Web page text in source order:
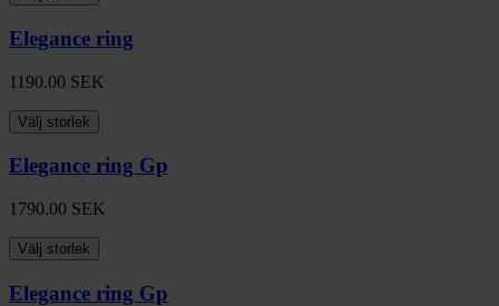
Elegance ring
1190.00 SEK
Välj storlek
Elegance ring Gp
1790.00 SEK
Välj storlek
Elegance ring Gp